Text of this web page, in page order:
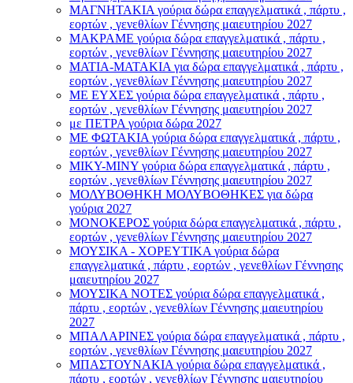
ΜΑΓΝΗΤΑΚΙΑ γούρια δώρα επαγγελματικά , πάρτυ ,
εορτών , γενεθλίων Γέννησης μαιευτηρίου 2027
ΜΑΚΡΑΜΕ γούρια δώρα επαγγελματικά , πάρτυ ,
εορτών , γενεθλίων Γέννησης μαιευτηρίου 2027
ΜΑΤΙΑ-ΜΑΤΑΚΙΑ για δώρα επαγγελματικά , πάρτυ ,
εορτών , γενεθλίων Γέννησης μαιευτηρίου 2027
ΜΕ ΕΥΧΕΣ γούρια δώρα επαγγελματικά , πάρτυ ,
εορτών , γενεθλίων Γέννησης μαιευτηρίου 2027
με ΠΕΤΡΑ γούρια δώρα 2027
ΜΕ ΦΩΤΑΚΙΑ γούρια δώρα επαγγελματικά , πάρτυ ,
εορτών , γενεθλίων Γέννησης μαιευτηρίου 2027
ΜΙΚΥ-ΜΙΝΥ γούρια δώρα επαγγελματικά , πάρτυ ,
εορτών , γενεθλίων Γέννησης μαιευτηρίου 2027
ΜΟΛΥΒΟΘΗΚΗ ΜΟΛΥΒΟΘΗΚΕΣ για δώρα
γούρια 2027
ΜΟΝΟΚΕΡΟΣ γούρια δώρα επαγγελματικά , πάρτυ ,
εορτών , γενεθλίων Γέννησης μαιευτηρίου 2027
ΜΟΥΣΙΚΑ - ΧΟΡΕΥΤΙΚΑ γούρια δώρα
επαγγελματικά , πάρτυ , εορτών , γενεθλίων Γέννησης
μαιευτηρίου 2027
ΜΟΥΣΙΚΑ ΝΟΤΕΣ γούρια δώρα επαγγελματικά ,
πάρτυ , εορτών , γενεθλίων Γέννησης μαιευτηρίου
2027
ΜΠΑΛΑΡΙΝΕΣ γούρια δώρα επαγγελματικά , πάρτυ ,
εορτών , γενεθλίων Γέννησης μαιευτηρίου 2027
ΜΠΑΣΤΟΥΝΑΚΙΑ γούρια δώρα επαγγελματικά ,
πάρτυ , εορτών , γενεθλίων Γέννησης μαιευτηρίου